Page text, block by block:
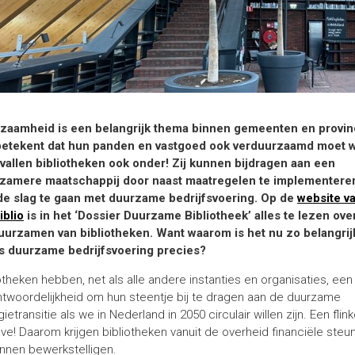
is een belangrijk thema binnen gemeenten en
dat hun panden en vastgoed ook verduurzaamd moet
bibliotheken ook onder! Zij kunnen bijdragen aan een
maatschappij door naast maatregelen te
slag te gaan met duurzame bedrijfsvoering. Op dewebsite
is in het ‘Dossier Duurzame Bibliotheek’ alles te lezen
van bibliotheken. Want waarom is het nu zo
duurzame bedrijfsvoering precies?
hebben, net als alle andere instanties en organisaties, een
om hun steentje bij te dragen aan de duurzame
als we in Nederland in 2050 circulair willen zijn. Een
Daarom krijgen bibliotheken vanuit de overheid financiële
bewerkstelligen.